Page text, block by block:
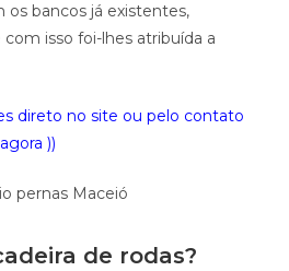
os bancos já existentes,
isso foi-lhes atribuída a
direto no site ou pelo contato
))
pernas Maceió
de rodas?